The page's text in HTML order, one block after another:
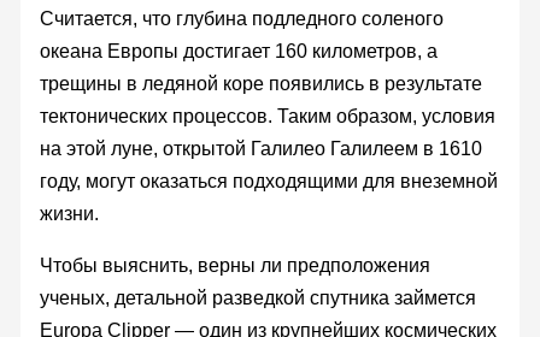
Считается, что глубина подледного соленого
океана Европы достигает 160 километров, а
трещины в ледяной коре появились в результате
тектонических процессов. Таким образом, условия
на этой луне, открытой Галилео Галилеем в 1610
году, могут оказаться подходящими для внеземной
жизни.
Чтобы выяснить, верны ли предположения
ученых, детальной разведкой спутника займется
Europa Clipper — один из крупнейших космических